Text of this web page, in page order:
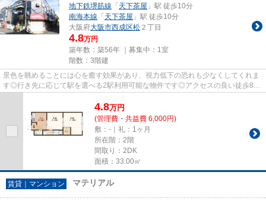
地下鉄堺筋線 「 天下茶屋 」駅 徒歩10分
南海本線 「 天下茶屋 」駅 徒歩10分
大阪府大阪市西成区松 ２丁目
4.8万円
築年数：築56年 ｜募集中： 1室
階数：3階建
景色を眺めることには心を癒す効果があり、視力低下の恐れも少なくしてくれま
す◎行き先に応じて駅を選べる2駅利用可能な物件です◎アクセスの良い徒歩8分
4.8万円
(管理費・共益費 6,000円)
敷：-｜礼：1ヶ月
所在階：2階
間取り：2DK
面積：33.00㎡
賃貸｜マンション マテリアル